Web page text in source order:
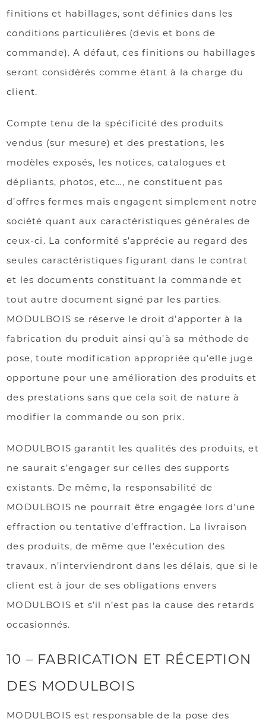
finitions et habillages, sont définies dans les
conditions particulières (devis et bons de
commande). A défaut, ces finitions ou habillages
seront considérés comme étant à la charge du
client.
Compte tenu de la spécificité des produits
vendus (sur mesure) et des prestations, les
modèles exposés, les notices, catalogues et
dépliants, photos, etc…, ne constituent pas
d’offres fermes mais engagent simplement notre
société quant aux caractéristiques générales de
ceux-ci. La conformité s’apprécie au regard des
seules caractéristiques figurant dans le contrat
et les documents constituant la commande et
tout autre document signé par les parties.
MODULBOIS se réserve le droit d’apporter à la
fabrication du produit ainsi qu’à sa méthode de
pose, toute modification appropriée qu’elle juge
opportune pour une amélioration des produits et
des prestations sans que cela soit de nature à
modifier la commande ou son prix.
MODULBOIS garantit les qualités des produits, et
ne saurait s’engager sur celles des supports
existants. De même, la responsabilité de
MODULBOIS ne pourrait être engagée lors d’une
effraction ou tentative d’effraction. La livraison
des produits, de même que l’exécution des
travaux, n’interviendront dans les délais, que si le
client est à jour de ses obligations envers
MODULBOIS et s’il n’est pas la cause des retards
occasionnés.
10 – FABRICATION ET RÉCEPTION
DES MODULBOIS
MODULBOIS est responsable de la pose des